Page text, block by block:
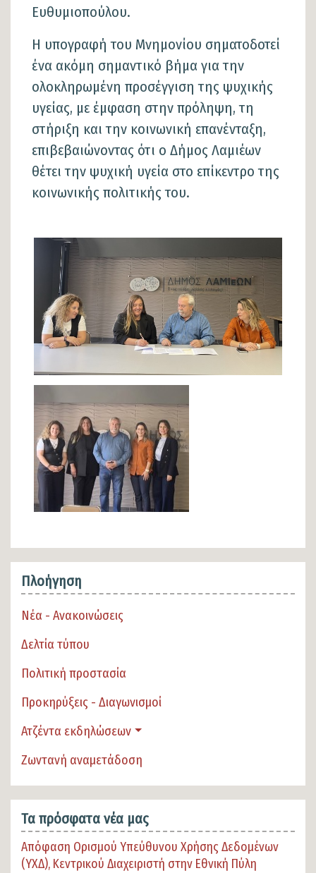
Ευθυμιοπούλου.
Η υπογραφή του Μνημονίου σηματοδοτεί
ένα ακόμη σημαντικό βήμα για την
ολοκληρωμένη προσέγγιση της ψυχικής
υγείας, με έμφαση στην πρόληψη, τη
στήριξη και την κοινωνική επανένταξη,
επιβεβαιώνοντας ότι ο Δήμος Λαμιέων
θέτει την ψυχική υγεία στο επίκεντρο της
κοινωνικής πολιτικής του.
Φωτογραφίες
Πλοήγηση
Νέα - Ανακοινώσεις
Δελτία τύπου
Πολιτική προστασία
Προκηρύξεις - Διαγωνισμοί
Ατζέντα εκδηλώσεων
Ζωντανή αναμετάδοση
Τα πρόσφατα νέα μας
Απόφαση Ορισμού Υπεύθυνου Χρήσης Δεδομένων
(ΥΧΔ), Κεντρικού Διαχειριστή στην Εθνική Πύλη